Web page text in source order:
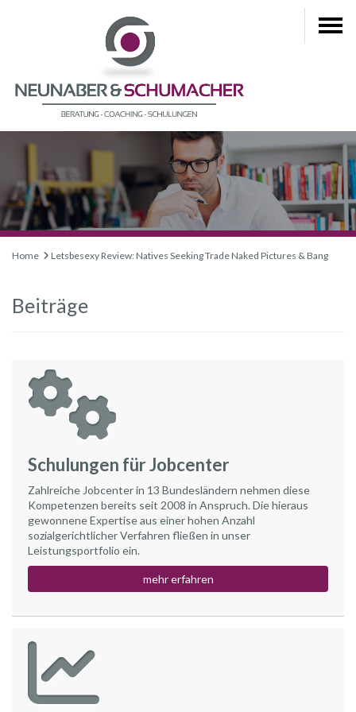
Home Letsbesexy Review: Natives Seeking Trade Naked Pictures & Bang
Beiträge
Schulungen für Jobcenter
Zahlreiche Jobcenter in 13 Bundesländern nehmen diese
Kompetenzen bereits seit 2008 in Anspruch. Die hieraus
gewonnene Expertise aus einer hohen Anzahl
sozialgerichtlicher Verfahren fließen in unser
Leistungsportfolio ein.
mehr erfahren